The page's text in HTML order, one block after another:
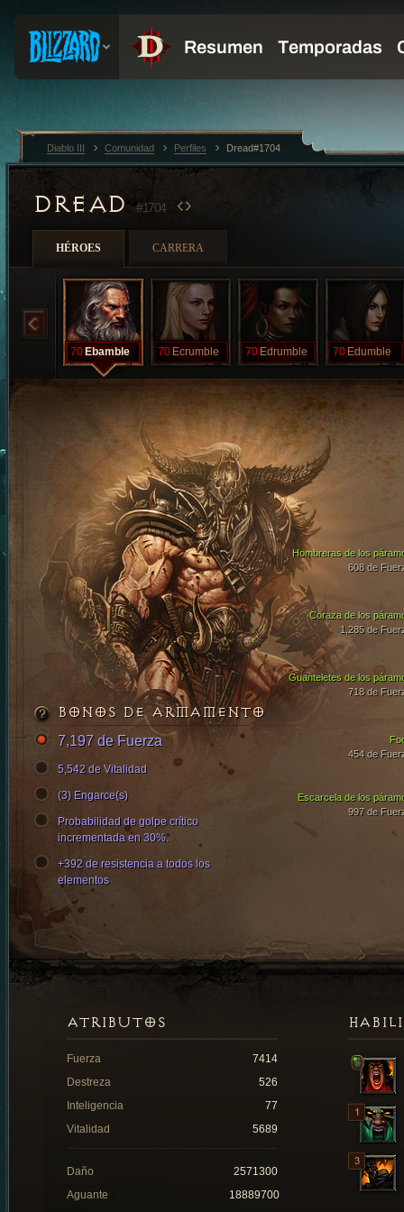
DREAD#1704
HÉROES CARRERA
70 Ebamble 70 Ecrumble 70 Edrumble 70 Edumble
Coraza de los
1,285 de
Guanteletes de los
718 de
Hombreras de los
608 de
Escarcela de los
997 de
454 de
BONOS DE ARMAMENTO
7,197 de Fuerza
5,542 de Vitalidad
(3) Engarce(s)
Probabilidad de golpe crítico
incrementada en 30%.
+392 de resistencia a todos los
elementos
ATRIBUTOS
Fuerza
7414
Destreza
526
Inteligencia
77
Vitalidad
5689
Daño
2571300
Aguante
18889700
Diablo III Comunidad Perfiles Dread#1704